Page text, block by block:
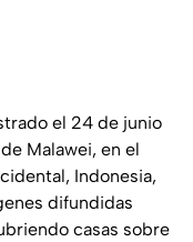
el 24 de junio
Malawei, en el
Indonesia,
difundidas
casas sobre